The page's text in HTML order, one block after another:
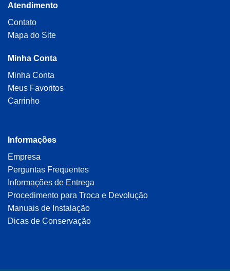
Atendimento
Contato
Mapa do Site
Minha Conta
Minha Conta
Meus Favoritos
Carrinho
Informações
Empresa
Perguntas Frequentes
Informações de Entrega
Procedimento para Troca e Devolução
Manuais de Instalação
Dicas de Conservação